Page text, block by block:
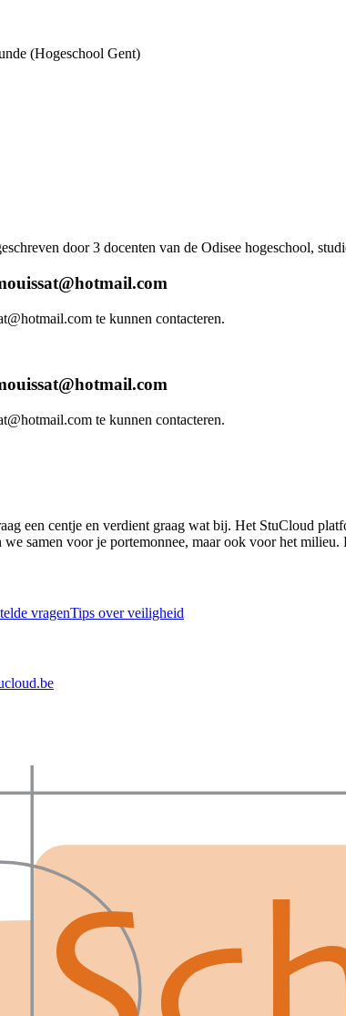
(Hogeschool Gent)
door 3 docenten van de Odisee hogeschool,
te kunnen contacteren.
te kunnen contacteren.
een centje en verdient graag wat bij. Het StuCloud
samen voor je portemonnee, maar ook voor het
vragenTips over veiligheid